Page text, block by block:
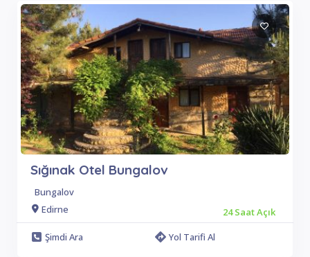
Sığınak Otel Bungalov
Bungalov
Edirne
24 Saat Açık
Şimdi Ara
Yol Tarifi Al